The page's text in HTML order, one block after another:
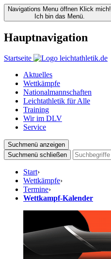
Navigations Menu öffnen Klick mich!
Ich bin das Menü.
Hauptnavigation
Startseite
Aktuelles
Wettkämpfe
Nationalmannschaften
Leichtathletik für Alle
Training
Wir im DLV
Service
Suchmenü anzeigen
Suchmenü schließen
Start›
Wettkämpfe›
Termine›
Wettkampf-Kalender